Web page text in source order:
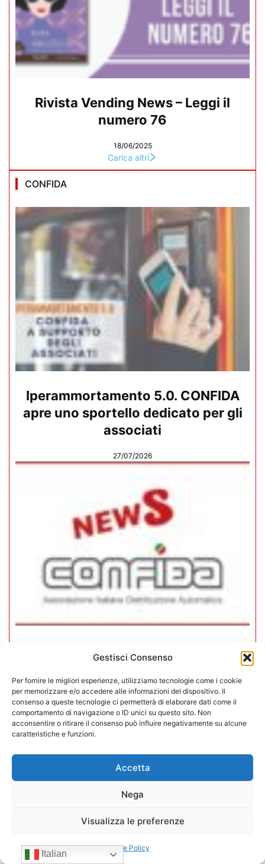
Gestisci Consenso
Per fornire le migliori esperienze, utilizziamo tecnologie come i cookie
per memorizzare e/o accedere alle informazioni del dispositivo. Il
consenso a queste tecnologie ci permetterà di elaborare dati come il
comportamento di navigazione o ID unici su questo sito. Non
acconsentire o ritirare il consenso può influire negativamente su alcune
caratteristiche e funzioni.
Accetta
Nega
Visualizza le preferenze
Cookie Policy
Rivista Vending News – Leggi il
numero 76
18/06/2025
Carica altri
CONFIDA
Iperammortamento 5.0. CONFIDA
apre uno sportello dedicato per gli
associati
27/07/2026
In CONFIDA l’ingresso di 4 nuovi
22/07/2026
Italian